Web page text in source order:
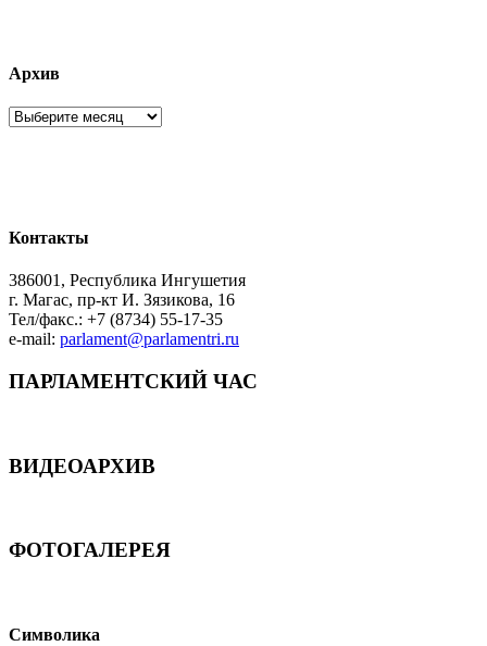
Архив
Архив
Контакты
386001, Республика Ингушетия
г. Магас, пр-кт И. Зязикова, 16
Тел/факс.: +7 (8734) 55-17-35
e-mail: parlament@parlamentri.ru
ПАРЛАМЕНТСКИЙ ЧАС
ВИДЕОАРХИВ
ФОТОГАЛЕРЕЯ
Символика